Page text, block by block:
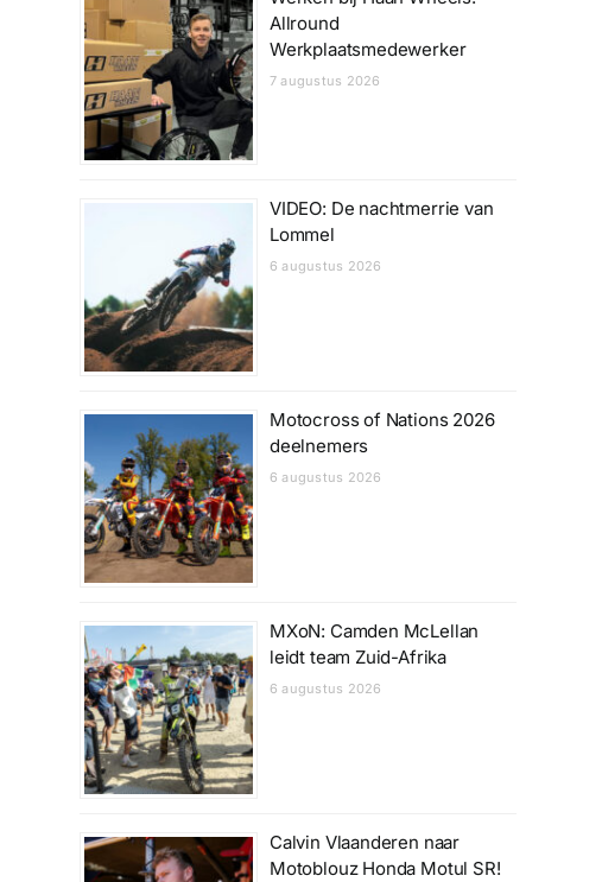
Allround
Werkplaatsmedewerker
7 augustus 2026
VIDEO: De nachtmerrie van
Lommel
6 augustus 2026
Motocross of Nations 2026
deelnemers
6 augustus 2026
MXoN: Camden McLellan
leidt team Zuid-Afrika
6 augustus 2026
Calvin Vlaanderen naar
Motoblouz Honda Motul SR!